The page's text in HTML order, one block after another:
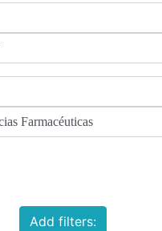
Add filters: